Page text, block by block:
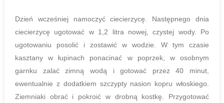
Dzień wcześniej namoczyć ciecierzycę. Następnego dnia
ciecierzycę ugotować w 1,2 litra nowej, czystej wody. Po
ugotowaniu posolić i zostawić w wodzie. W tym czasie
kasztany w łupinach ponacinać w poprzek, w osobnym
garnku zalać zimną wodą i gotować przez 40 minut,
ewentualnie z dodatkiem szczypty nasion kopru włoskiego.
Ziemniaki obrać i pokroić w drobną kostkę. Przygotować